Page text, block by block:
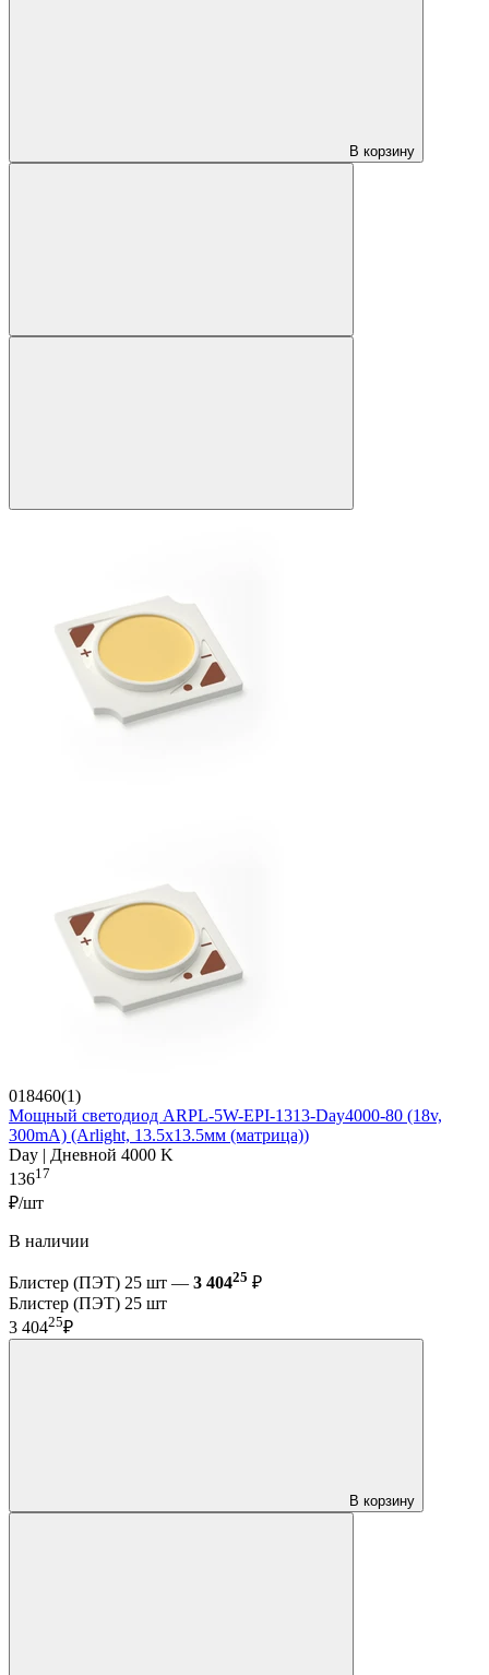
В корзину
018460(1)
Мощный светодиод ARPL-5W-EPI-1313-Day4000-80 (18v,
300mA) (Arlight, 13.5х13.5мм (матрица))
Day | Дневной 4000 K
13617
₽/шт
В наличии
Блистер (ПЭТ) 25 шт — 3 40425 ₽
Блистер (ПЭТ) 25 шт
3 40425₽
В корзину